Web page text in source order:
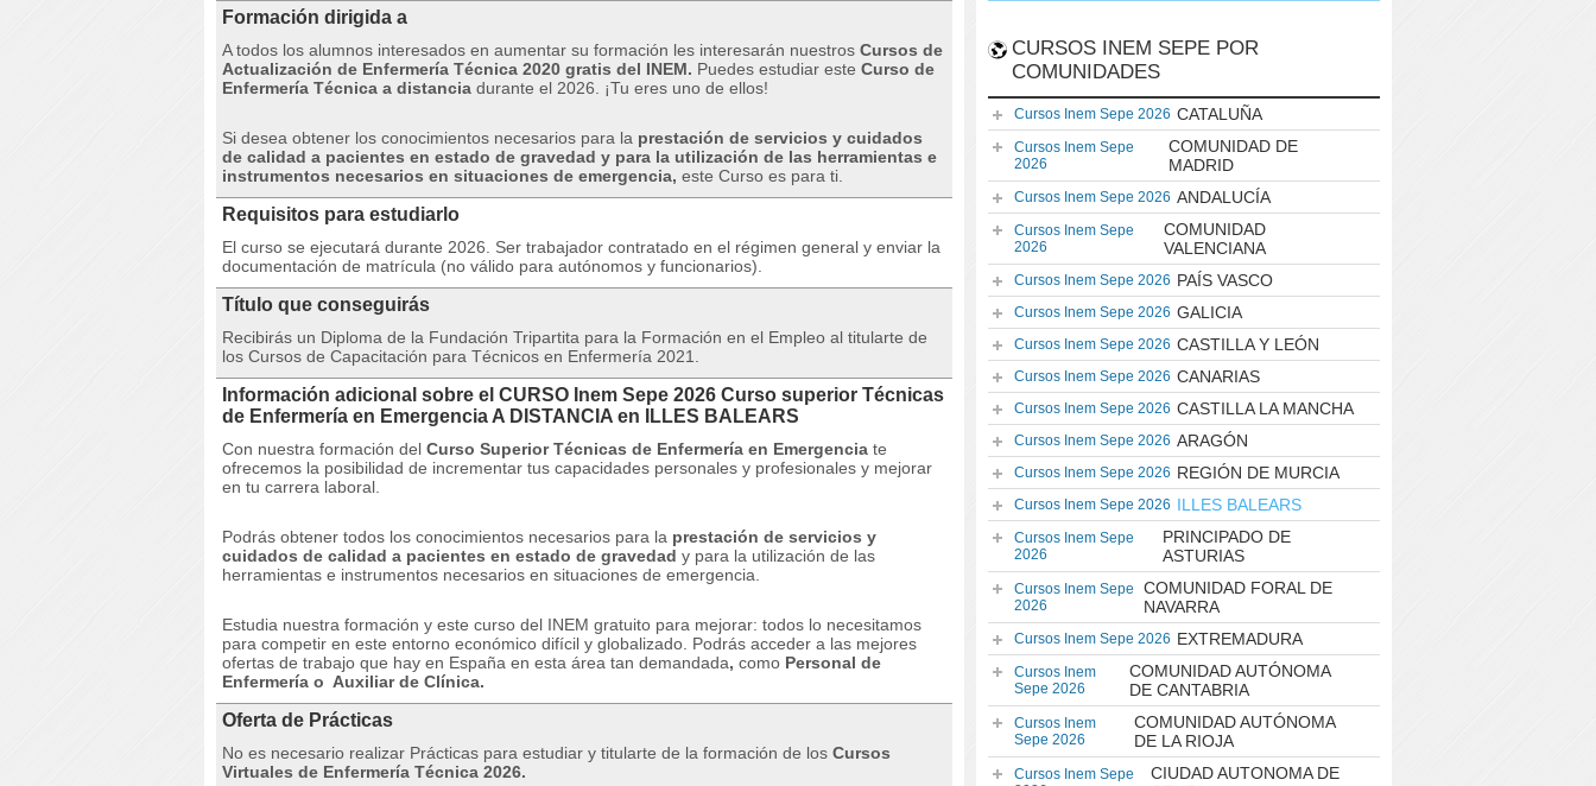
Formación dirigida a
A todos los alumnos interesados ​​en aumentar su formación les interesarán nuestros Cursos de
Actualización de Enfermería Técnica 2020 gratis del INEM. Puedes estudiar este Curso de
Enfermería Técnica a distancia durante el 2026. ¡Tu eres uno de ellos!
Si desea obtener los conocimientos necesarios para la prestación de servicios y cuidados
de calidad a pacientes en estado de gravedad y para la utilización de las herramientas e
instrumentos necesarios en situaciones de emergencia, este Curso es para ti.
Requisitos para estudiarlo
El curso se ejecutará durante 2026. Ser trabajador contratado en el régimen general y enviar la
documentación de matrícula (no válido para autónomos y funcionarios).
Título que conseguirás
Recibirás un Diploma de la Fundación Tripartita para la Formación en el Empleo al titularte de
los Cursos de Capacitación para Técnicos en Enfermería 2021.
Información adicional sobre el CURSO Inem Sepe 2026 Curso superior Técnicas
de Enfermería en Emergencia A DISTANCIA en ILLES BALEARS
Con nuestra formación del Curso Superior Técnicas de Enfermería en Emergencia te
ofrecemos la posibilidad de incrementar tus capacidades personales y profesionales y mejorar
en tu carrera laboral.
Podrás obtener todos los conocimientos necesarios para la prestación de servicios y
cuidados de calidad a pacientes en estado de gravedad y para la utilización de las
herramientas e instrumentos necesarios en situaciones de emergencia.
Estudia nuestra formación y este curso del INEM gratuito para mejorar: todos lo necesitamos
para competir en este entorno económico difícil y globalizado. Podrás acceder a las mejores
ofertas de trabajo que hay en España en esta área tan demandada, como Personal de
Enfermería o Auxiliar de Clínica.
Oferta de Prácticas
No es necesario realizar Prácticas para estudiar y titularte de la formación de los Cursos
Virtuales de Enfermería Técnica 2026.
CURSOS INEM SEPE POR
COMUNIDADES
Cursos Inem Sepe 2026 CATALUÑA
Cursos Inem Sepe
2026
COMUNIDAD DE
MADRID
Cursos Inem Sepe 2026 ANDALUCÍA
Cursos Inem Sepe
2026
COMUNIDAD
VALENCIANA
Cursos Inem Sepe 2026 PAÍS VASCO
Cursos Inem Sepe 2026 GALICIA
Cursos Inem Sepe 2026 CASTILLA Y LEÓN
Cursos Inem Sepe 2026 CANARIAS
Cursos Inem Sepe 2026 CASTILLA LA MANCHA
Cursos Inem Sepe 2026 ARAGÓN
Cursos Inem Sepe 2026 REGIÓN DE MURCIA
Cursos Inem Sepe 2026 ILLES BALEARS
Cursos Inem Sepe
2026
PRINCIPADO DE
ASTURIAS
Cursos Inem Sepe
2026
COMUNIDAD FORAL DE
NAVARRA
Cursos Inem Sepe 2026 EXTREMADURA
Cursos Inem
Sepe 2026
COMUNIDAD AUTÓNOMA
DE CANTABRIA
Cursos Inem
Sepe 2026
COMUNIDAD AUTÓNOMA
DE LA RIOJA
Cursos Inem Sepe
CIUDAD AUTONOMA DE